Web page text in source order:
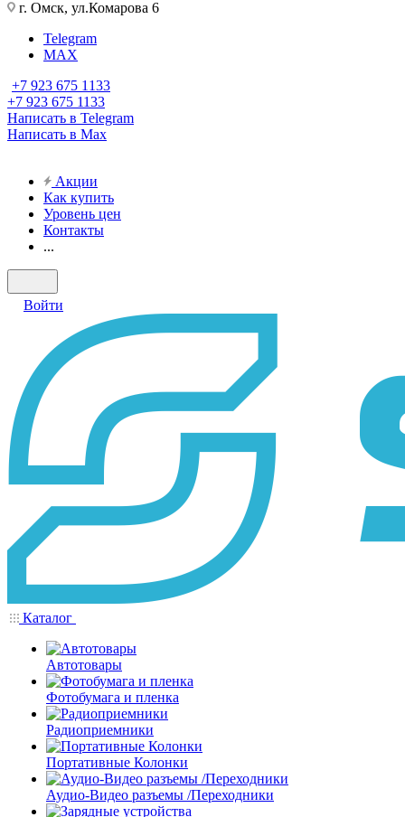
г. Омск, ул.Комарова 6
Telegram
MAX
+7 923 675 1133
+7 923 675 1133
Написать в Telegram
Написать в Max
Акции
Как купить
Уровень цен
Контакты
...
Войти
Каталог
Автотовары
Фотобумага и пленка
Радиоприемники
Портативные Колонки
Аудио-Видео разъемы /Переходники